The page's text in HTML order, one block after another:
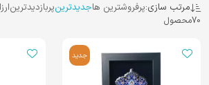
مرتب سازی:پرفروشترین هاجدیدترینپربازدیدترین
70محصول
جدید